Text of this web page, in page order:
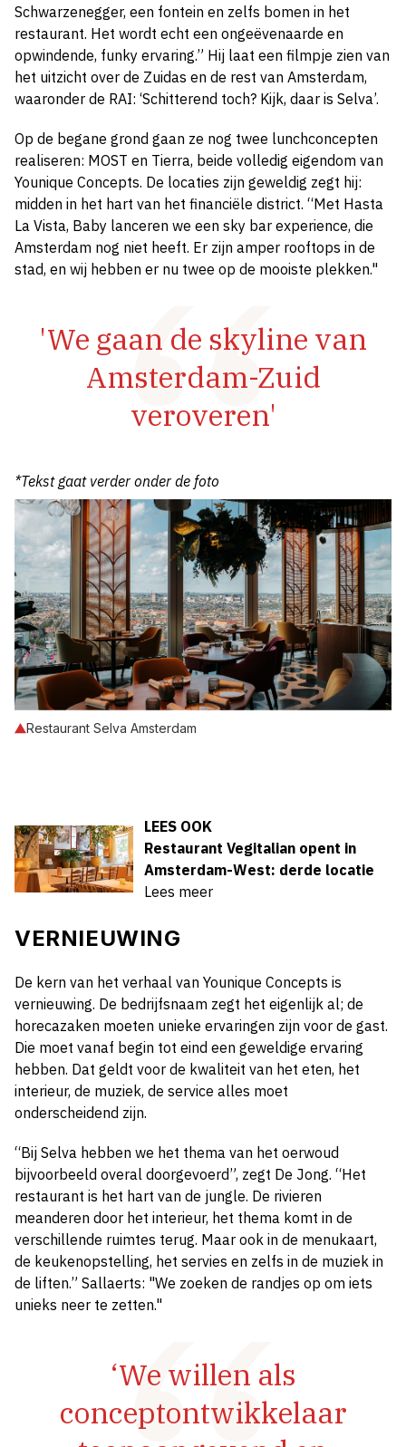
Schwarzenegger, een fontein en zelfs bomen in het
restaurant. Het wordt echt een ongeëvenaarde en
opwindende, funky ervaring.” Hij laat een filmpje zien van
het uitzicht over de Zuidas en de rest van Amsterdam,
waaronder de RAI: ‘Schitterend toch? Kijk, daar is Selva’.
Op de begane grond gaan ze nog twee lunchconcepten
realiseren: MOST en Tierra, beide volledig eigendom van
Younique Concepts. De locaties zijn geweldig zegt hij:
midden in het hart van het financiële district. “Met Hasta
La Vista, Baby lanceren we een sky bar experience, die
Amsterdam nog niet heeft. Er zijn amper rooftops in de
stad, en wij hebben er nu twee op de mooiste plekken."
'We gaan de skyline van
Amsterdam-Zuid
veroveren'
*Tekst gaat verder onder de foto
Restaurant Selva Amsterdam
LEES OOK
Restaurant Vegitalian opent in
Amsterdam-West: derde locatie
Lees meer
VERNIEUWING
De kern van het verhaal van Younique Concepts is
vernieuwing. De bedrijfsnaam zegt het eigenlijk al; de
horecazaken moeten unieke ervaringen zijn voor de gast.
Die moet vanaf begin tot eind een geweldige ervaring
hebben. Dat geldt voor de kwaliteit van het eten, het
interieur, de muziek, de service alles moet
onderscheidend zijn.
“Bij Selva hebben we het thema van het oerwoud
bijvoorbeeld overal doorgevoerd”, zegt De Jong. “Het
restaurant is het hart van de jungle. De rivieren
meanderen door het interieur, het thema komt in de
verschillende ruimtes terug. Maar ook in de menukaart,
de keukenopstelling, het servies en zelfs in de muziek in
de liften.” Sallaerts: "We zoeken de randjes op om iets
unieks neer te zetten."
‘We willen als
conceptontwikkelaar